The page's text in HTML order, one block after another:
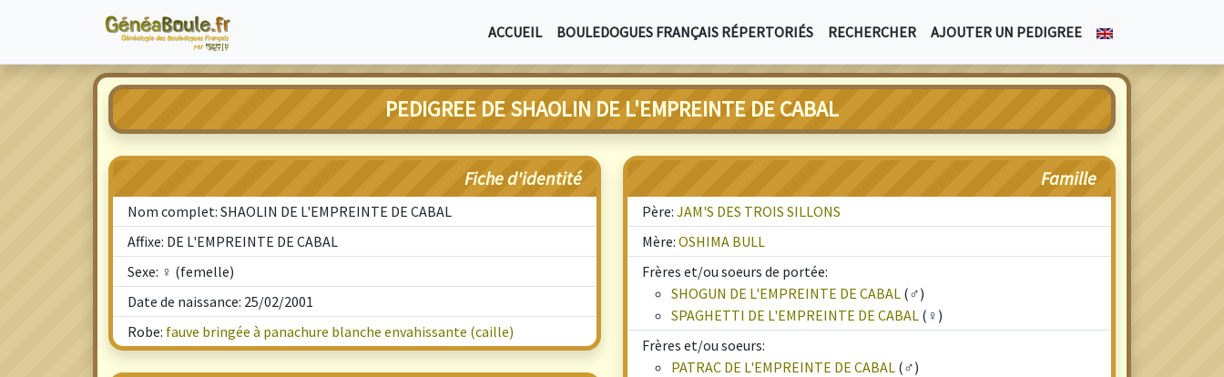
ACCUEIL BOULEDOGUES FRANÇAIS RÉPERTORIÉS RECHERCHER AJOUTER UN PEDIGREE
PEDIGREE DE SHAOLIN DE L'EMPREINTE DE CABAL
Fiche d'identité
Nom complet: SHAOLIN DE L'EMPREINTE DE CABAL
Affixe: DE L'EMPREINTE DE CABAL
Sexe: ♀ (femelle)
Date de naissance: 25/02/2001
Robe: fauve bringée à panachure blanche envahissante (caille)
Famille
Père: JAM'S DES TROIS SILLONS
Mère: OSHIMA BULL
Frères et/ou soeurs de portée:
SHOGUN DE L'EMPREINTE DE CABAL (♂)
SPAGHETTI DE L'EMPREINTE DE CABAL (♀)
Frères et/ou soeurs:
PATRAC DE L'EMPREINTE DE CABAL (♂)